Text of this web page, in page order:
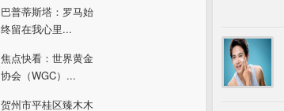
巴普蒂斯塔：罗马始
终留在我心里...
焦点快看：世界黄金
协会（WGC）...
贺州市平桂区臻木木